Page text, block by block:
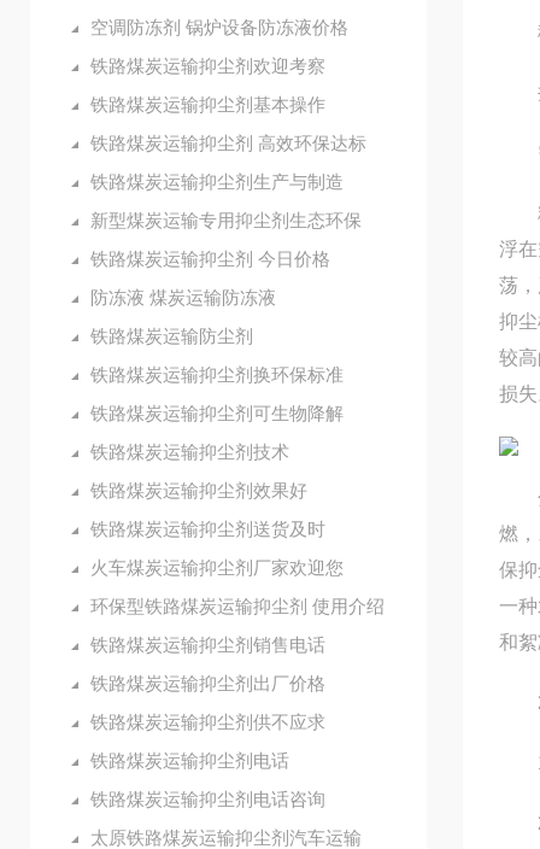
空调防冻剂 锅炉设备防冻液价格
铁路煤炭运输抑尘剂欢迎考察
铁路煤炭运输抑尘剂基本操作
铁路煤炭运输抑尘剂 高效环保达标
铁路煤炭运输抑尘剂生产与制造
新型煤炭运输专用抑尘剂生态环保
铁路煤炭运输抑尘剂 今日价格
防冻液 煤炭运输防冻液
铁路煤炭运输防尘剂
铁路煤炭运输抑尘剂换环保标准
铁路煤炭运输抑尘剂可生物降解
铁路煤炭运输抑尘剂技术
铁路煤炭运输抑尘剂效果好
铁路煤炭运输抑尘剂送货及时
火车煤炭运输抑尘剂厂家欢迎您
环保型铁路煤炭运输抑尘剂 使用介绍
铁路煤炭运输抑尘剂销售电话
铁路煤炭运输抑尘剂出厂价格
铁路煤炭运输抑尘剂供不应求
铁路煤炭运输抑尘剂电话
铁路煤炭运输抑尘剂电话咨询
太原铁路煤炭运输抑尘剂汽车运输
移
井
需
粉
浮
荡
抑
较
损
分
燃
保
一
和
2
1.
2.